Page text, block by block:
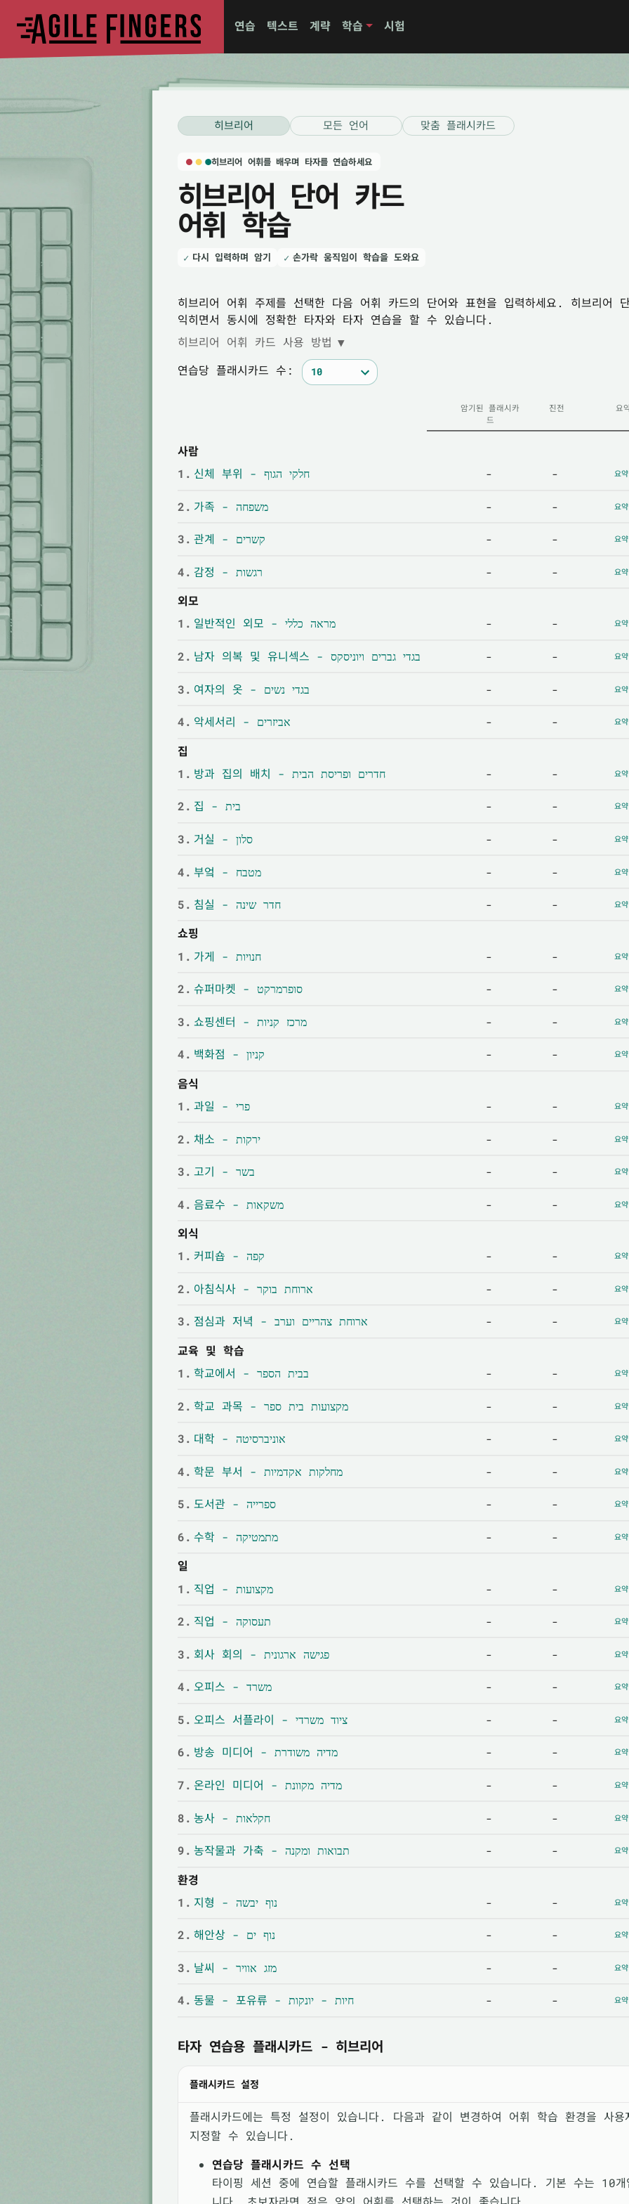
연습 텍스트 계략 학습 시험
히브리어 모든 언어 맞춤 플래시카드
히브리어 어휘를 배우며 타자를 연습하세요
히브리어 단어 카드
어휘 학습
다시 입력하며 암기 손가락 움직임이 학습을 도와요
히브리어 어휘 주제를 선택한 다음 어휘 카드의 단어와 표현을 입력하세요. 히브리어
익히면서 동시에 정확한 타자와 타자 연습을 할 수 있습니다.
히브리어 어휘 카드 사용 방법 ▼
연습당 플래시카드 수:
암기된 플래시카
드
진전 요
사람
1.
신체 부위 - חלקי הגוף - - 요약
2. 가족 - משפחה - - 요약
3. 관계 - קשרים - - 요약
4. 감정 - רגשות - - 요약
외모
1.
일반적인 외모 - מראה כללי - - 요약
2. 남자 의복 및 유니섹스 - בגדי גברים ויוניסקס - - 요약
3. 여자의 옷 - בגדי נשים - - 요약
4. 악세서리 - אביזרים - - 요약
집
1.
방과 집의 배치 - חדרים ופריסת הבית - - 요약
2. 집 - בית - - 요약
3. 거실 - סלון - - 요약
4. 부엌 - מטבח - - 요약
5. 침실 - חדר שינה - - 요약
쇼핑
1.
가게 - חנויות - - 요약
2. 슈퍼마켓 - סופרמרקט - - 요약
3. 쇼핑센터 - מרכז קניות - - 요약
4. 백화점 - קניון - - 요약
음식
1.
과일 - פרי - - 요약
2. 채소 - ירקות - - 요약
3. 고기 - בשר - - 요약
4. 음료수 - משקאות - - 요약
외식
1.
커피숍 - קפה - - 요약
2. 아침식사 - ארוחת בוקר - - 요약
3. 점심과 저녁 - ארוחת צהריים וערב - - 요약
교육 및 학습
1.
학교에서 - בבית הספר - - 요약
2. 학교 과목 - מקצועות בית ספר - - 요약
3. 대학 - אוניברסיטה - - 요약
4. 학문 부서 - מחלקות אקדמיות - - 요약
5. 도서관 - ספרייה - - 요약
6. 수학 - מתמטיקה - - 요약
일
1.
직업 - מקצועות - - 요약
2. 직업 - תעסוקה - - 요약
3. 회사 회의 - פגישה ארגונית - - 요약
4. 오피스 - משרד - - 요약
5. 오피스 서플라이 - ציוד משרדי - - 요약
6. 방송 미디어 - מדיה משודרת - - 요약
7. 온라인 미디어 - מדיה מקוונת - - 요약
8. 농사 - חקלאות - - 요약
9. 농작물과 가축 - תבואות ומקנה - - 요약
환경
1.
지형 - נוף יבשה - - 요약
2. 해안상 - נוף ים - - 요약
3. 날씨 - מזג אוויר - - 요약
4. 동물 - 포유류 - חיות - יונקות - - 요약
타자 연습용 플래시카드 - 히브리어
플래시카드 설정
플래시카드에는 특정 설정이 있습니다. 다음과 같이 변경하여 어휘 학습 환경을 사용
지정할 수 있습니다.
연습당 플래시카드 수 선택
타이핑 세션 중에 연습할 플래시카드 수를 선택할 수 있습니다. 기본 수는 10개